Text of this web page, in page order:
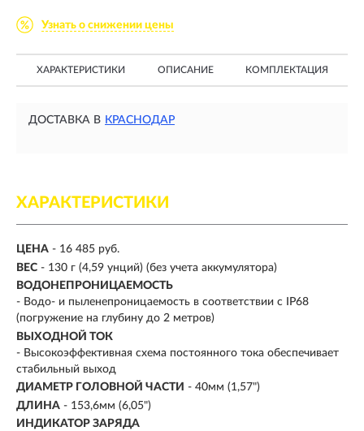
Узнать о снижении цены
ХАРАКТЕРИСТИКИ ОПИСАНИЕ КОМПЛЕКТАЦИЯ
ДОСТАВКА В КРАСНОДАР
ХАРАКТЕРИСТИКИ
ЦЕНА - 16 485 руб.
ВЕС - 130 г (4,59 унций) (без учета аккумулятора)
ВОДОНЕПРОНИЦАЕМОСТЬ
- Водо- и пыленепроницаемость в соответствии с IP68
(погружение на глубину до 2 метров)
ВЫХОДНОЙ ТОК
- Высокоэффективная схема постоянного тока обеспечивает
стабильный выход
ДИАМЕТР ГОЛОВНОЙ ЧАСТИ - 40мм (1,57")
ДЛИНА - 153,6мм (6,05")
ИНДИКАТОР ЗАРЯДА